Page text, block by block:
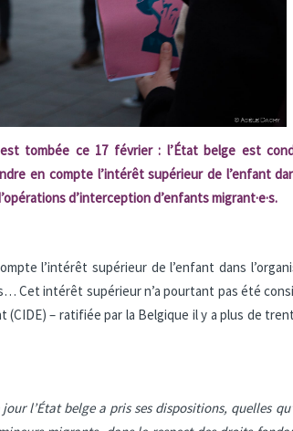
tombée ce 17 février : l’État belge est
en compte l’intérêt supérieur de l’enfant
d’interception d’enfants migrant·e·s.
l’intérêt supérieur de l’enfant dans
intérêt supérieur n’a pourtant pas été
– ratifiée par la Belgique il y a plus de
jourl’État belge a pris ses dispositions, quelles